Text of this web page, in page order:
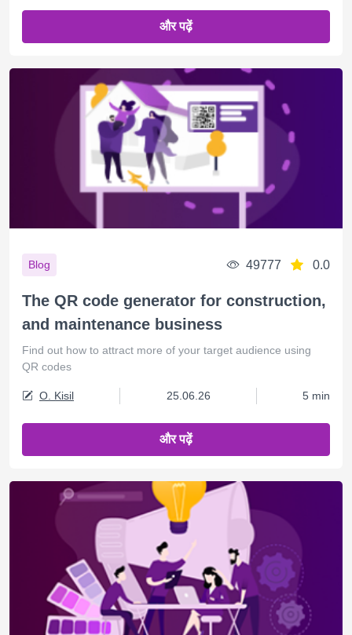
और पढ़ें
Blog 49777 0.0
The QR code generator for construction,
and maintenance business
Find out how to attract more of your target audience using
QR codes
O. Kisil 25.06.26 5 min
और पढ़ें